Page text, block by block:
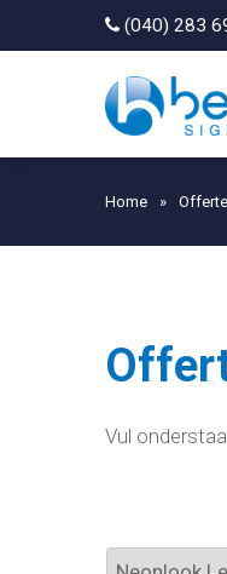
(040) 283
Home »
Vul
Product